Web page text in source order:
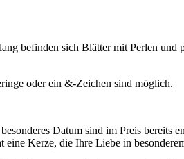
befinden sich Blätter mit Perlen und
oder ein &-Zeichen sind möglich.
Datum sind im Preis bereits
Kerze, die Ihre Liebe in